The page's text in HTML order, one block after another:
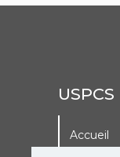
USPCS
Accueil